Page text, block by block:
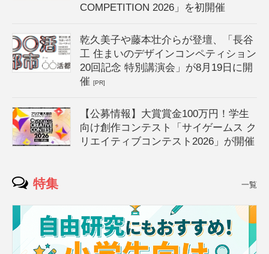
COMPETITION 2026」を初開催
乾久美子や藤本壮介らが登壇、「長谷
工 住まいのデザインコンペティション
20回記念 特別講演会」が8月19日に開
催[PR]
【公募情報】大賞賞金100万円！学生
向け創作コンテスト「サイゲームス ク
リエイティブコンテスト2026」が開催
特集 一覧